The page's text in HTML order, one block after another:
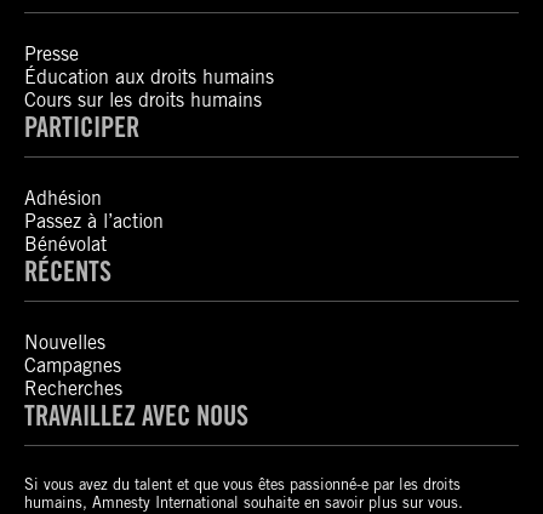
Presse
Éducation aux droits humains
Cours sur les droits humains
PARTICIPER
Adhésion
Passez à l’action
Bénévolat
RÉCENTS
Nouvelles
Campagnes
Recherches
TRAVAILLEZ AVEC NOUS
Si vous avez du talent et que vous êtes passionné-e par les droits
humains, Amnesty International souhaite en savoir plus sur vous.